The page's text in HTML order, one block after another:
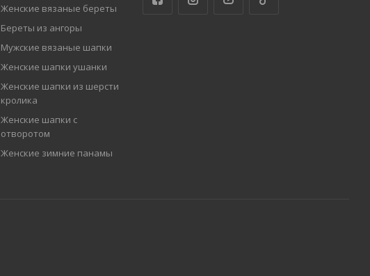
Женские вязаные береты
Береты из ангоры
Мужские вязаные шапки
Женские шапки ушанки
Женские шапки из шерсти
кролика
Женские шапки с
отворотом
Женские зимние панамы